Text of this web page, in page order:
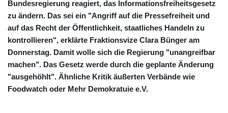
Bundesregierung reagiert, das Informationsfreiheitsgesetz
zu ändern. Das sei ein "Angriff auf die Pressefreiheit und
auf das Recht der Öffentlichkeit, staatliches Handeln zu
kontrollieren", erklärte Fraktionsvize Clara Bünger am
Donnerstag. Damit wolle sich die Regierung "unangreifbar
machen". Das Gesetz werde durch die geplante Änderung
"ausgehöhlt". Ähnliche Kritik äußerten Verbände wie
Foodwatch oder Mehr Demokratuie e.V.